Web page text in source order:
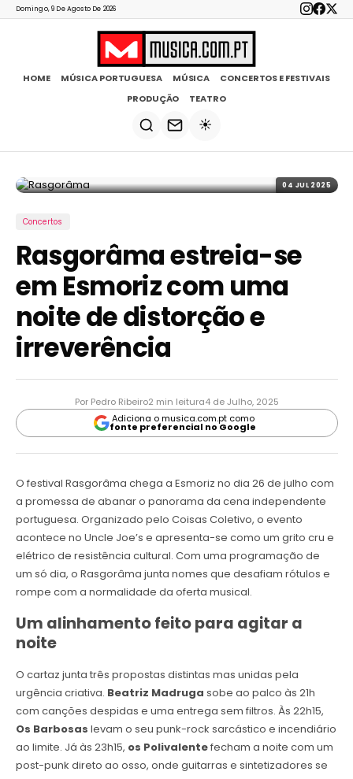
Domingo, 9 De Agosto De 2026
HOME MÚSICA PORTUGUESA MÚSICA
CONCERTOS E FESTIVAIS
PRODUÇÃO
TEATRO
☀️
04 JUL 2025
Concertos
Rasgorâma estreia-se
em Esmoriz com uma
noite de distorção e
irreverência
Por Pedro Ribeiro2 min leitura4 de Julho, 2025
Adiciona o musica.com.pt como
fonte preferencial no Google
O festival Rasgorâma chega a Esmoriz no dia 26 de julho com
a promessa de abanar o panorama da cena independente
portuguesa. Organizado pelo Coisas Coletivo, o evento
acontece no Uncle Joe’s e apresenta-se como um grito cru e
elétrico de resistência cultural. Com uma programação de
um só dia, o Rasgorâma junta nomes que desafiam rótulos e
rompe com a normalidade da oferta musical.
Um alinhamento feito para agitar a
noite
O cartaz junta três propostas distintas mas unidas pela
urgência criativa. Beatriz Madruga sobe ao palco às 21h
com canções despidas e uma entrega sem filtros. Às 22h15,
Os Barbosas levam o seu punk-rock sarcástico e incendiário
ao limite. Já às 23h15, os Polivalentefecham a noite com um
post-punk direto ao osso, onde guitarras e sintetizadores se